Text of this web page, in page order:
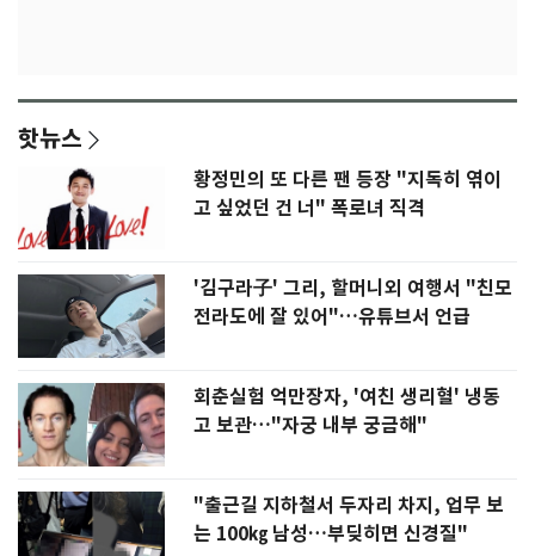
핫뉴스
황정민의 또 다른 팬 등장 "지독히 엮이
고 싶었던 건 너" 폭로녀 직격
'김구라子' 그리, 할머니외 여행서 "친모
전라도에 잘 있어"…유튜브서 언급
회춘실험 억만장자, '여친 생리혈' 냉동
고 보관…"자궁 내부 궁금해"
"출근길 지하철서 두자리 차지, 업무 보
는 100㎏ 남성…부딪히면 신경질"